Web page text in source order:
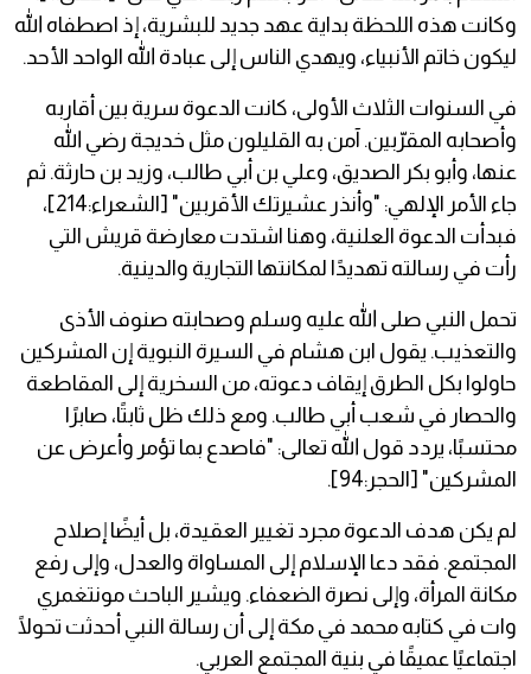
وكانت هذه اللحظة بداية عهد جديد للبشرية، إذ اصطفاه الله
ليكون خاتم الأنبياء، ويهدي الناس إلى عبادة الله الواحد الأحد.
في السنوات الثلاث الأولى، كانت الدعوة سرية بين أقاربه
وأصحابه المقرّبين. آمن به القليلون مثل خديجة رضي الله
عنها، وأبو بكر الصديق، وعلي بن أبي طالب، وزيد بن حارثة. ثم
جاء الأمر الإلهي: "وأنذر عشيرتك الأقربين" [الشعراء:214]،
فبدأت الدعوة العلنية، وهنا اشتدت معارضة قريش التي
رأت في رسالته تهديدًا لمكانتها التجارية والدينية.
تحمل النبي صلى الله عليه وسلم وصحابته صنوف الأذى
والتعذيب. يقول ابن هشام في السيرة النبوية إن المشركين
حاولوا بكل الطرق إيقاف دعوته، من السخرية إلى المقاطعة
والحصار في شعب أبي طالب. ومع ذلك ظل ثابتًا، صابرًا
محتسبًا، يردد قول الله تعالى: "فاصدع بما تؤمر وأعرض عن
المشركين" [الحجر:94].
لم يكن هدف الدعوة مجرد تغيير العقيدة، بل أيضًا إصلاح
المجتمع. فقد دعا الإسلام إلى المساواة والعدل، وإلى رفع
مكانة المرأة، وإلى نصرة الضعفاء. ويشير الباحث مونتغمري
وات في كتابه محمد في مكة إلى أن رسالة النبي أحدثت تحولًا
اجتماعيًا عميقًا في بنية المجتمع العربي.